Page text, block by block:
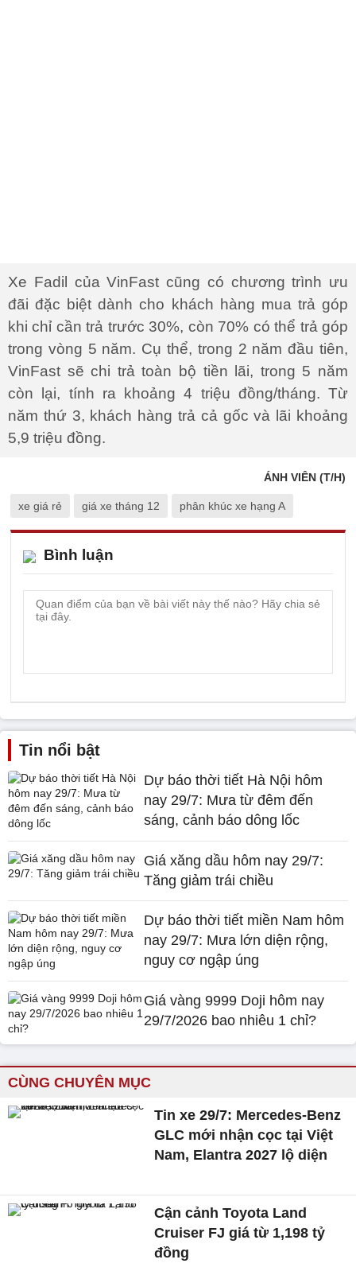
Xe Fadil của VinFast cũng có chương trình ưu
đãi đặc biệt dành cho khách hàng mua trả góp
khi chỉ cần trả trước 30%, còn 70% có thể trả góp
trong vòng 5 năm. Cụ thể, trong 2 năm đầu tiên,
VinFast sẽ chi trả toàn bộ tiền lãi, trong 5 năm
còn lại, tính ra khoảng 4 triệu đồng/tháng. Từ
năm thứ 3, khách hàng trả cả gốc và lãi khoảng
5,9 triệu đồng.
ÁNH VIÊN (T/H)
xe giá rẻ giá xe tháng 12 phân khúc xe hạng A
Bình luận
Tin nổi bật
Dự báo thời tiết Hà Nội hôm
nay 29/7: Mưa từ đêm đến
sáng, cảnh báo dông lốc
Giá xăng dầu hôm nay 29/7:
Tăng giảm trái chiều
Dự báo thời tiết miền Nam hôm
nay 29/7: Mưa lớn diện rộng,
nguy cơ ngập úng
Giá vàng 9999 Doji hôm nay
29/7/2026 bao nhiêu 1 chỉ?
CÙNG CHUYÊN MỤC
Tin xe 29/7: Mercedes-Benz
GLC mới nhận cọc tại Việt
Nam, Elantra 2027 lộ diện
Cận cảnh Toyota Land
Cruiser FJ giá từ 1,198 tỷ
đồng